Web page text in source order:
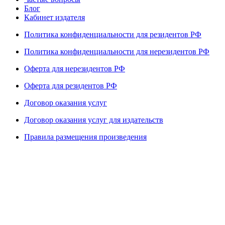
Блог
Кабинет издателя
Политика конфиденциальности для резидентов РФ
Политика конфиденциальности для нерезидентов РФ
Оферта для нерезидентов РФ
Оферта для резидентов РФ
Договор оказания услуг
Договор оказания услуг для издательств
Правила размещения произведения